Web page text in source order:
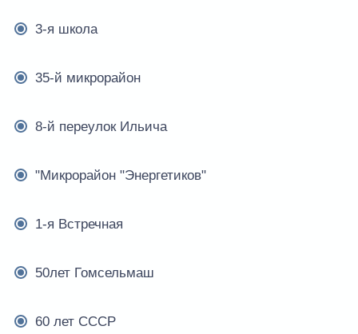
3-я школа
35-й микрорайон
8-й переулок Ильича
"Микрорайон "Энергетиков"
1-я Встречная
50лет Гомсельмаш
60 лет СССР